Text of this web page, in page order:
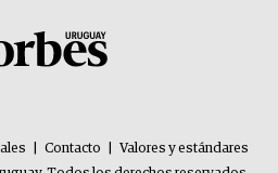
Contacto
Valores y estándares